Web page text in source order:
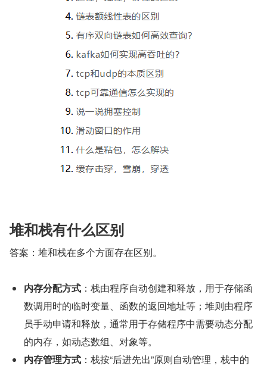
堆和栈有什么区别
答案：堆和栈在多个方面存在区别。
内存分配方式 ：栈由程序自动创建和释放，用于存储函
数调用时的临时变量、函数的返回地址等；堆则由程序
员手动申请和释放，通常用于存储程序中需要动态分配
的内存，如动态数组、对象等。
内存管理方式 ：栈按“后进先出”原则自动管理，栈中的